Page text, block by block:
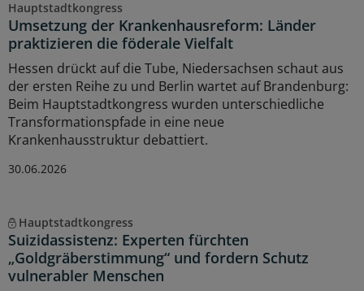
Hauptstadtkongress
Umsetzung der Krankenhausreform: Länder
praktizieren die föderale Vielfalt
Hessen drückt auf die Tube, Niedersachsen schaut aus
der ersten Reihe zu und Berlin wartet auf Brandenburg:
Beim Hauptstadtkongress wurden unterschiedliche
Transformationspfade in eine neue
Krankenhausstruktur debattiert.
30.06.2026
Hauptstadtkongress
Suizidassistenz: Experten fürchten
„Goldgräberstimmung“ und fordern Schutz
vulnerabler Menschen